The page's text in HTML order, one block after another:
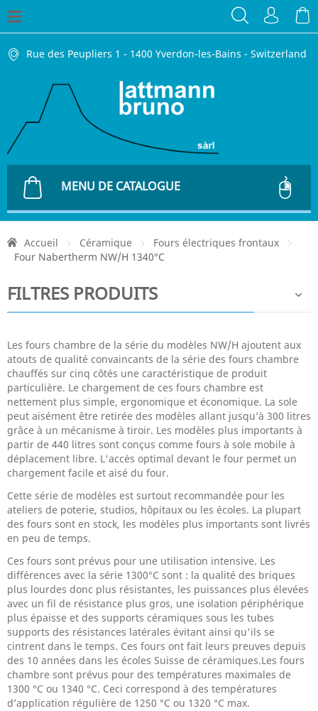
Rue des Peupliers 1 - 1400 Yverdon-les-Bains - Switzerland
MENU DE CATALOGUE
Accueil Céramique
Fours électriques frontaux
Four Nabertherm NW/H 1340°C
FILTRES PRODUITS
Les fours chambre de la série du modèles NW/H ajoutent aux
atouts de qualité convaincants de la série des fours chambre
chauffés sur cinq côtés une caractéristique de produit
particulière. Le chargement de ces fours chambre est
nettement plus simple, ergonomique et économique. La sole
peut aisément être retirée des modèles allant jusqu’à 300 litres
grâce à un mécanisme à tiroir. Les modèles plus importants à
partir de 440 litres sont conçus comme fours à sole mobile à
déplacement libre. L'accès optimal devant le four permet un
chargement facile et aisé du four.
Cette série de modèles est surtout recommandée pour les
ateliers de poterie, studios, hôpitaux ou les écoles. La plupart
des fours sont en stock, les modèles plus importants sont livrés
en peu de temps.
Ces fours sont prévus pour une utilisation intensive. Les
différences avec la série 1300°C sont : la qualité des briques
plus lourdes donc plus résistantes, les puissances plus élevées
avec un fil de résistance plus gros, une isolation périphérique
plus épaisse et des supports céramiques sous les tubes
supports des résistances latérales évitant ainsi qu'ils se
cintrent dans le temps. Ces fours ont fait leurs preuves depuis
des 10 années dans les écoles Suisse de céramiques.Les fours
chambre sont prévus pour des températures maximales de
1300 °C ou 1340 °C. Ceci correspond à des températures
d’application régulière de 1250 °C ou 1320 °C max.